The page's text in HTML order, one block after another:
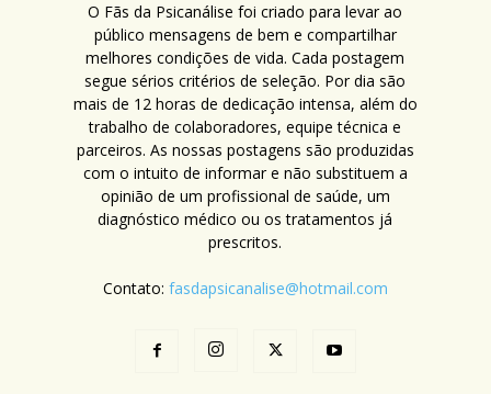
O Fãs da Psicanálise foi criado para levar ao
público mensagens de bem e compartilhar
melhores condições de vida. Cada postagem
segue sérios critérios de seleção. Por dia são
mais de 12 horas de dedicação intensa, além do
trabalho de colaboradores, equipe técnica e
parceiros. As nossas postagens são produzidas
com o intuito de informar e não substituem a
opinião de um profissional de saúde, um
diagnóstico médico ou os tratamentos já
prescritos.
Contato: fasdapsicanalise@hotmail.com